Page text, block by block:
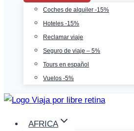
Coches de alquiler -15%
Hoteles -15%
Reclamar viaje
Seguro de viaje – 5%
Tours en español
Vuelos -5%
AFRICA